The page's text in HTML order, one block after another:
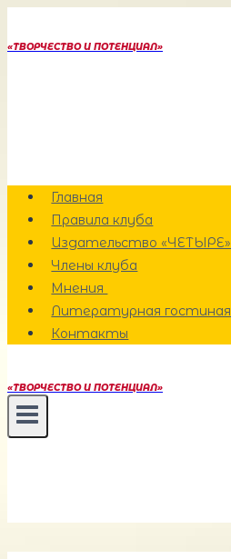
к
«ТВОРЧЕСТВО И ПОТЕНЦИАЛ»
Главная
Правила клуба
Издательство «ЧЕТЫРЕ»
Члены клуба
Мнения
Литературная гостиная
Контакты
«ТВОРЧЕСТВО И ПОТЕНЦИАЛ»